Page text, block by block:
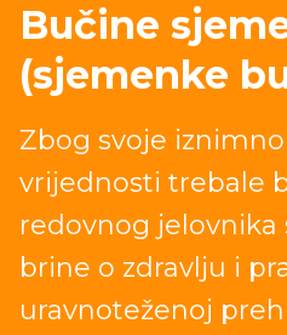
Bučine
(sjemenke
Zbog svoje
vrijednosti trebale
redovnog jelovnika
brine o zdravlju i
uravnoteženoj